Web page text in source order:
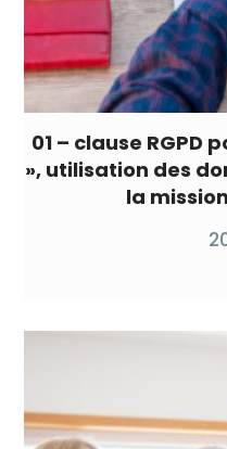
01 – clause RGPD
», utilisation des
la